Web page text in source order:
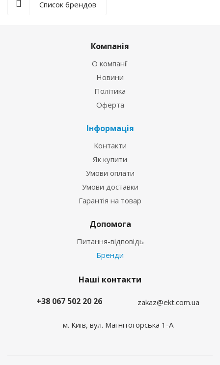
Список брендов
Компанія
О компанії
Новини
Політика
Оферта
Інформація
Контакти
Як купити
Умови оплати
Умови доставки
Гарантія на товар
Допомога
Питання-відповідь
Бренди
Наші контакти
+38 067 502 20 26
zakaz@ekt.com.ua
м. Київ, вул. Магнітогорська 1-А